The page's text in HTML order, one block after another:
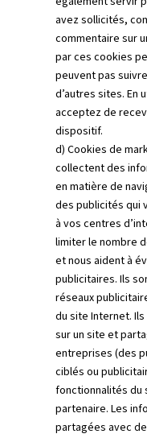
avez sollicités,
commentaire sur
par ces cookies
peuvent pas
d’autres sites. En
acceptez de
dispositif.
d) Cookies de
collectent des
en matière de
des publicités qui
à vos centres
limiter le nombre
et nous aident à
publicitaires. Ils
réseaux
du site Internet.
sur un site et
entreprises (des
ciblés ou
fonctionnalités du
partenaire. Les
partagées avec